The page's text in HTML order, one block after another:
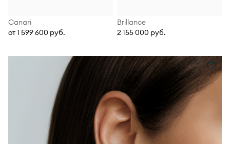
Canari
от 1 599 600 руб.
Brillance
2 155 000 руб.